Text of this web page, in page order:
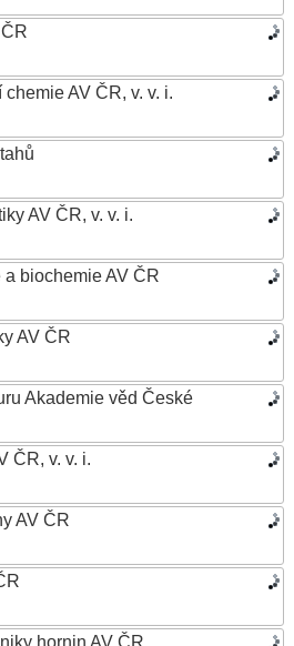
AV ČR, v. v. i.
AV ČR, v. v. i.
biochemie AV ČR
AV ČR
Akademie věd České
ČR, v. v. i.
AV ČR
hornin AV ČR